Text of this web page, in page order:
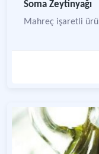
Soma Zeytinyağı
Mahreç işaretli